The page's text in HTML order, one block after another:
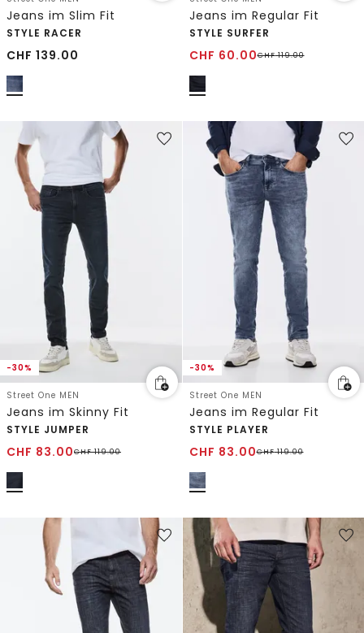
Jeans im Slim Fit
STYLE RACER
CHF 139.00
Jeans im Regular Fit
STYLE SURFER
CHF 60.00CHF119.00
-30%
Street One MEN
Jeans im Skinny Fit
STYLE JUMPER
CHF 83.00CHF119.00
-30%
Street One MEN
Jeans im Regular Fit
STYLE PLAYER
CHF 83.00CHF119.00